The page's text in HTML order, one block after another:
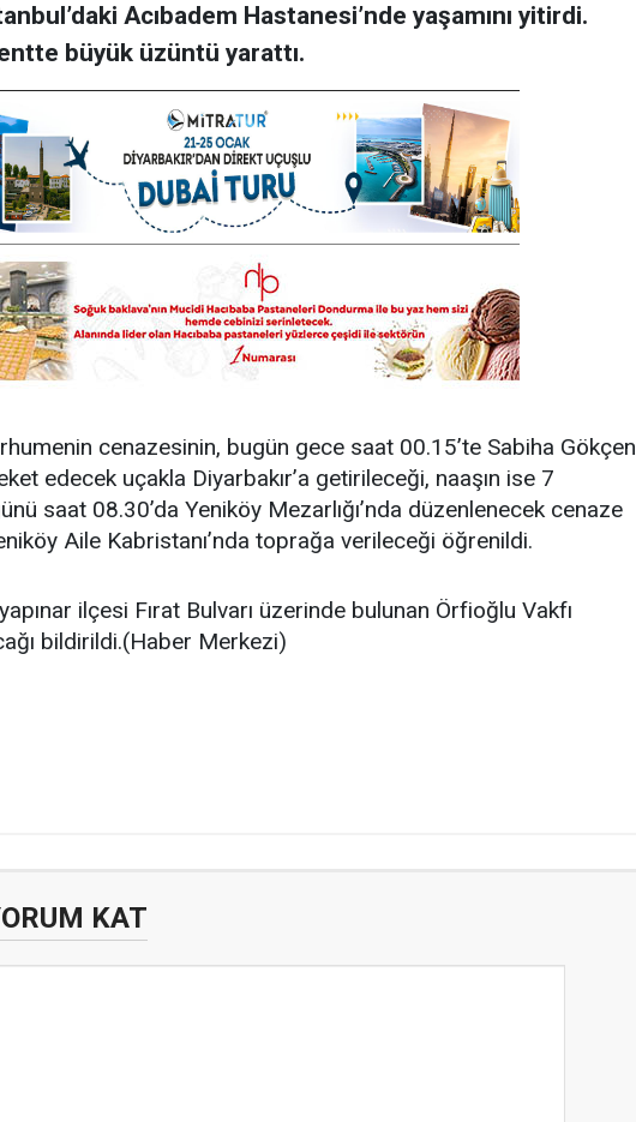
Acıbadem Hastanesi’nde yaşamını yitirdi.
büyük üzüntü yarattı.
cenazesinin, bugün gece saat 00.15’te Sabiha Gökçen
edecek uçakla Diyarbakır’a getirileceği, naaşın ise 7
saat 08.30’da Yeniköy Mezarlığı’nda düzenlenecek cenaze
Aile Kabristanı’nda toprağa verileceği öğrenildi.
ilçesi Fırat Bulvarı üzerinde bulunan Örfioğlu Vakfı
bildirildi.(Haber Merkezi)
KAT